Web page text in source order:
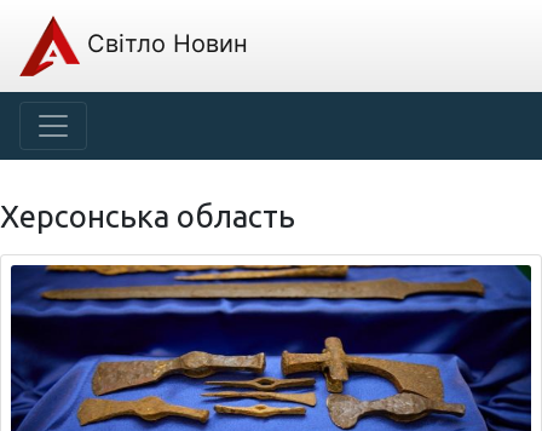
Світло Новин
Херсонська область